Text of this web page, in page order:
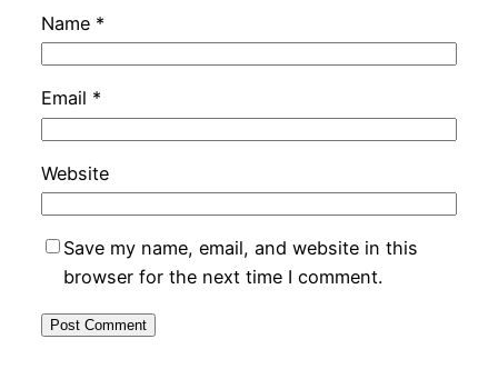
Name *
Email *
Website
Save my name, email, and website in this
browser for the next time I comment.